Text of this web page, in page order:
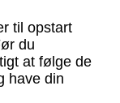
til opstart
du
at følge de
have din